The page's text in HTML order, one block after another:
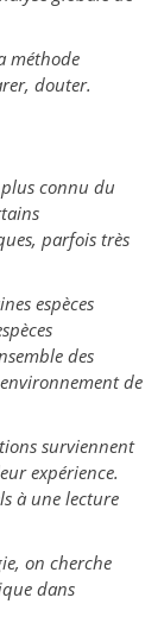
méthode
douter.
connu du
parfois très
espèces
des
de
surviennent
expérience.
à une lecture
on cherche
dans